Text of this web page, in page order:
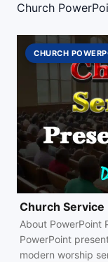
Church
CHURCH
Church
About PowerPoint
PowerPoint
modern worship